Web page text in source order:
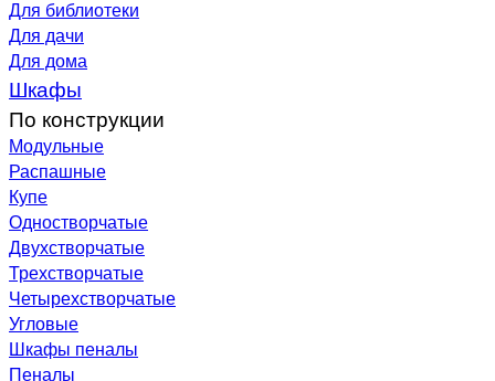
Для библиотеки
Для дачи
Для дома
Шкафы
По конструкции
Модульные
Распашные
Купе
Одностворчатые
Двухстворчатые
Трехстворчатые
Четырехстворчатые
Угловые
Шкафы пеналы
Пеналы